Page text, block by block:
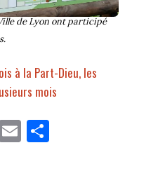
de Lyon ont participé
à la Part-Dieu, les
mois
E
m
Pa
rt